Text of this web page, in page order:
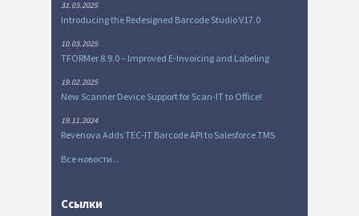
31.03.2025
Introducing the Redesigned Barcode Studio V17.0
10.03.2025
TFORMer 8.9.0 – Improved E-Invoicing and Labeling
19.02.2025
New Scanner Device Support for Scan-IT to Office!
19.11.2024
Revenova Adds TEC-IT Barcode API to Salesforce TMS
Все новости...
Ссылки